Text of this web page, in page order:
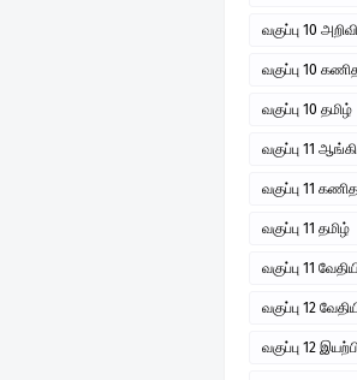
வகுப்பு 10
வகுப்பு 10
வகுப்பு 10 தமிழ்
வகுப்பு 11
வகுப்பு 11
வகுப்பு 11 தமிழ்
வகுப்பு 11
வகுப்பு 12
வகுப்பு 12